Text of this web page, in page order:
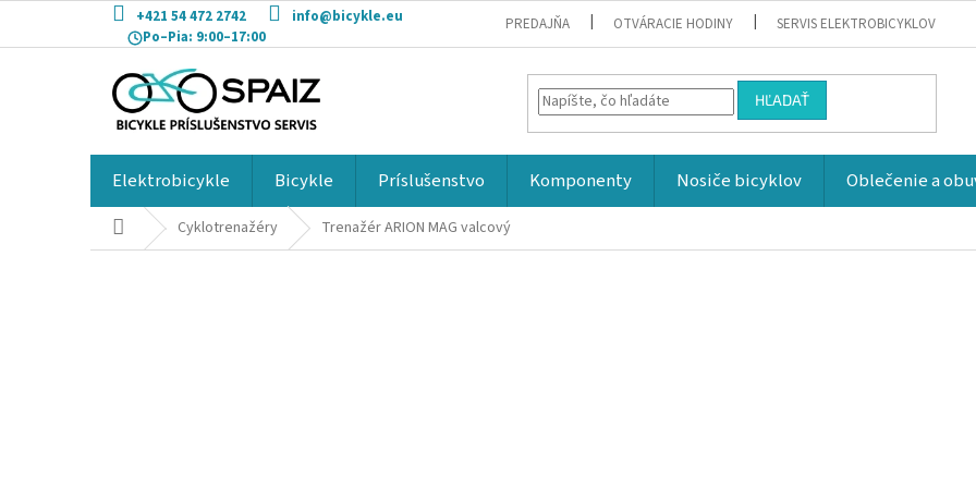
obsah
+421 54 472 2742
info@bicykle.eu
Po–Pia: 9:00–17:00
PREDAJŇA OTVÁRACIE HODINY SERVIS ELEKTROBICYKLOV
HĽADAŤ
Elektrobicykle Bicykle Príslušenstvo Komponenty Nosiče bicyklov Oblečenie a
Domov Cyklotrenažéry Trenažér ARION MAG valcový